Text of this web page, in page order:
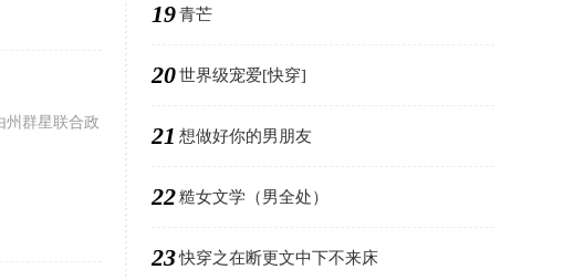
群星联合政
19青芒
20世界级宠爱[快穿]
21 想做好你的男朋友
22糙女文学（男全处）
23快穿之在断更文中下不来床